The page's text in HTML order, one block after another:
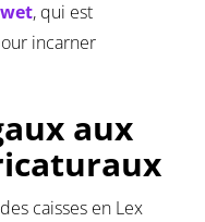
, qui est
incarner
aux
caisses en Lex